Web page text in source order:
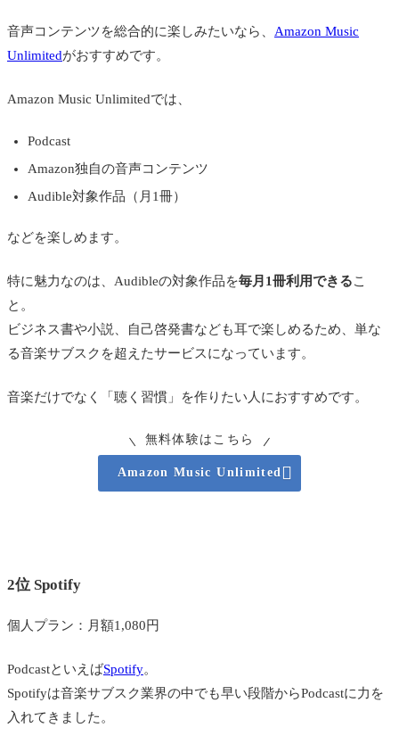
音声コンテンツを総合的に楽しみたいなら、 Amazon Music
Unlimitedがおすすめです。
Amazon Music Unlimitedでは、
Podcast
Amazon独自の音声コンテンツ
Audible対象作品（月1冊）
などを楽しめます。
特に魅力なのは、Audibleの対象作品を毎月1冊利用できるこ
と。
ビジネス書や小説、自己啓発書なども耳で楽しめるため、単な
る音楽サブスクを超えたサービスになっています。
音楽だけでなく「聴く習慣」を作りたい人におすすめです。
無料体験はこちら
Amazon Music Unlimited 
2位 Spotify
個人プラン：月額1,080円
PodcastといえばSpotify。
Spotifyは音楽サブスク業界の中でも早い段階からPodcastに力を
入れてきました。